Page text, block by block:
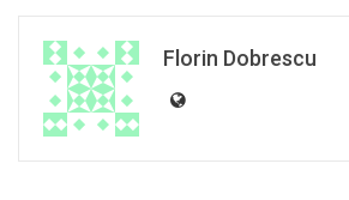
Florin Dobrescu